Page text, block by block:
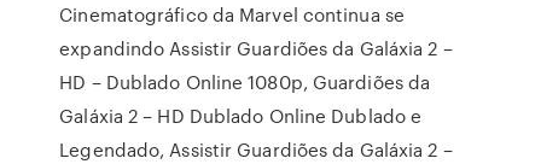
Cinematográfico da Marvel continua se
expandindo Assistir Guardiões da Galáxia 2 –
HD – Dublado Online 1080p, Guardiões da
Galáxia 2 – HD Dublado Online Dublado e
Legendado, Assistir Guardiões da Galáxia 2 –